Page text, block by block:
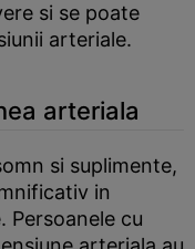
si se poate
arteriale.
arteriala
si suplimente,
in
Persoanele cu